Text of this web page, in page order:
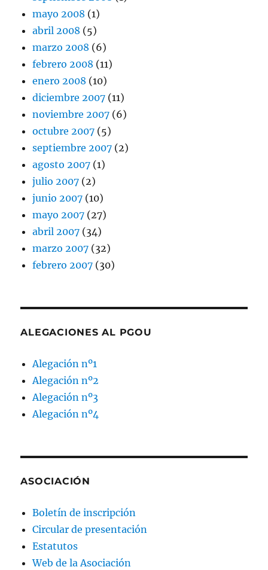
mayo 2008 (1)
abril 2008 (5)
marzo 2008 (6)
febrero 2008 (11)
enero 2008 (10)
diciembre 2007 (11)
noviembre 2007 (6)
octubre 2007 (5)
septiembre 2007 (2)
agosto 2007 (1)
julio 2007 (2)
junio 2007 (10)
mayo 2007 (27)
abril 2007 (34)
marzo 2007 (32)
febrero 2007 (30)
ALEGACIONES AL PGOU
Alegación nº1
Alegación nº2
Alegación nº3
Alegación nº4
ASOCIACIÓN
Boletín de inscripción
Circular de presentación
Estatutos
Web de la Asociación